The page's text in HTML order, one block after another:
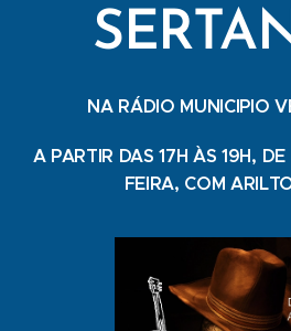
NA RÁDIO MUNICIPIO
A PARTIR DAS 17H ÀS 19H,
FEIRA, COM